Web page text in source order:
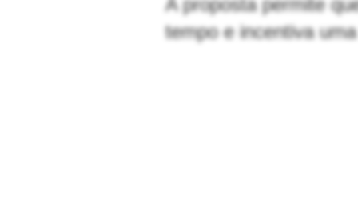
A proposta permite
tempo e incentiva